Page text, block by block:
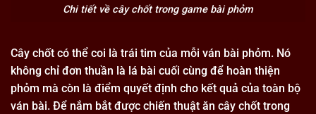
Chi tiết về cây chốt trong game bài phỏm
Cây chốt có thể coi là trái tim của mỗi ván bài phỏm. Nó
không chỉ đơn thuần là lá bài cuối cùng để hoàn thiện
phỏm mà còn là điểm quyết định cho kết quả của toàn bộ
ván bài. Để nắm bắt được chiến thuật ăn cây chốt trong